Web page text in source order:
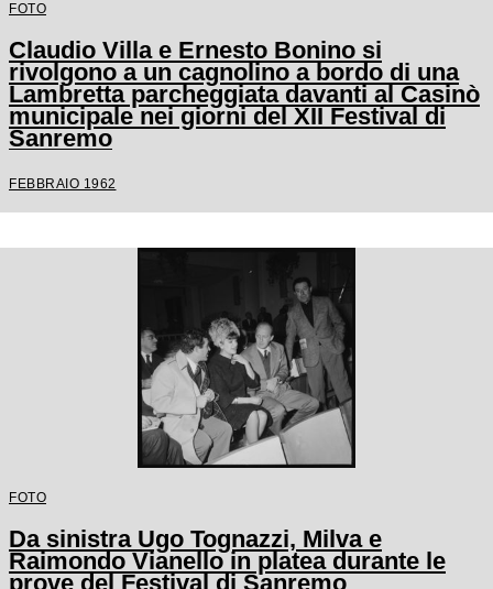
FOTO
Claudio Villa e Ernesto Bonino si
rivolgono a un cagnolino a bordo di una
Lambretta parcheggiata davanti al Casinò
municipale nei giorni del XII Festival di
Sanremo
FEBBRAIO 1962
FOTO
Da sinistra Ugo Tognazzi, Milva e
Raimondo Vianello in platea durante le
prove del Festival di Sanremo